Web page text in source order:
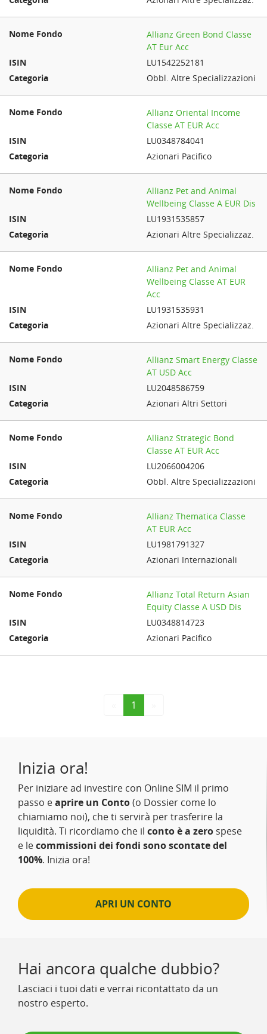
Allianz Green Bond Classe
AT Eur Acc
LU1542252181
Obbl. Altre Specializzazioni
Allianz Oriental Income
Classe AT EUR Acc
LU0348784041
Azionari Pacifico
Allianz Pet and Animal
Wellbeing Classe A EUR Dis
LU1931535857
Azionari Altre Specializzaz.
Allianz Pet and Animal
Wellbeing Classe AT EUR
Acc
LU1931535931
Azionari Altre Specializzaz.
Allianz Smart Energy Classe
AT USD Acc
LU2048586759
Azionari Altri Settori
Allianz Strategic Bond
Classe AT EUR Acc
LU2066004206
Obbl. Altre Specializzazioni
Allianz Thematica Classe
AT EUR Acc
LU1981791327
Azionari Internazionali
Allianz Total Return Asian
Equity Classe A USD Dis
LU0348814723
Azionari Pacifico
1
Inizia ora!
Per iniziare ad investire con Online SIM il primo
passo eaprire un Conto(o Dossier come lo
chiamiamo noi), che ti servirà per trasferire la
liquidità. Ti ricordiamo che il conto è a zero spese
e lecommissioni dei fondi sono scontate del
100%. Inizia ora!
APRI UN CONTO
Hai ancora qualche dubbio?
Lasciaci i tuoi dati e verrai ricontattato da un
nostro esperto.